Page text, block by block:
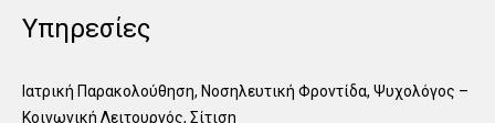
Υπηρεσίες
Ιατρική Παρακολούθηση, Νοσηλευτική Φροντίδα, Ψυχολόγος –
Κοινωνική Λειτουργός, Σίτιση